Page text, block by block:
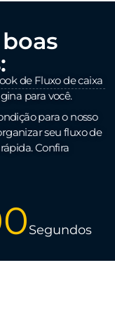
de Fluxo de caixa
para você.
para o nosso
seu fluxo de
Confira
Segundos